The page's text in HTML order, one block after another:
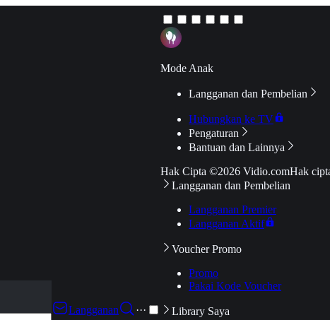
Langganan
···
Mode Anak
Langganan dan Pembelian
Hubungkan ke TV
Pengaturan
Bantuan dan Lainnya
Hak Cipta ©2026 Vidio.comHak
Langganan dan Pembelian
Langganan Premier
Langganan Aktif
Voucher Promo
Promo
Pakai Kode Voucher
Library Saya